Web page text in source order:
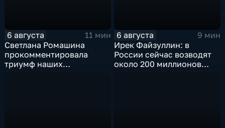
6 августа
11 мин
Светлана Ромашина
прокомментировала
триумф наших
6 августа
9 мин
Ирек Файзуллин: в
России сейчас возводят
около 200 миллионов